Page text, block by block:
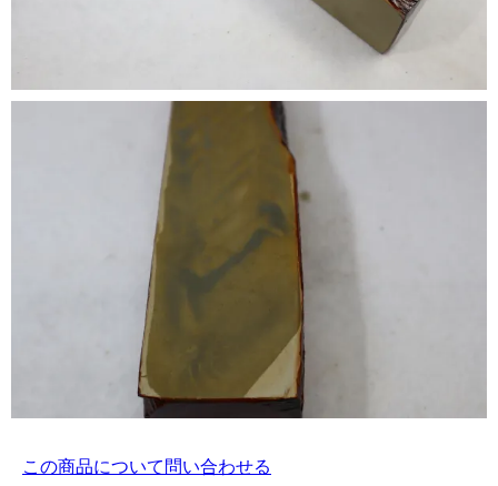
この商品について問い合わせる